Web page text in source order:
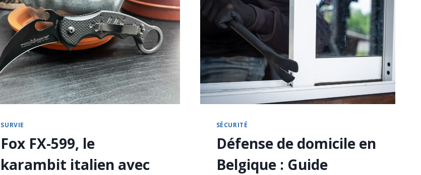
SURVIE
Fox FX-599, le
karambit italien avec
SÉCURITÉ
Défense de domicile en
Belgique : Guide